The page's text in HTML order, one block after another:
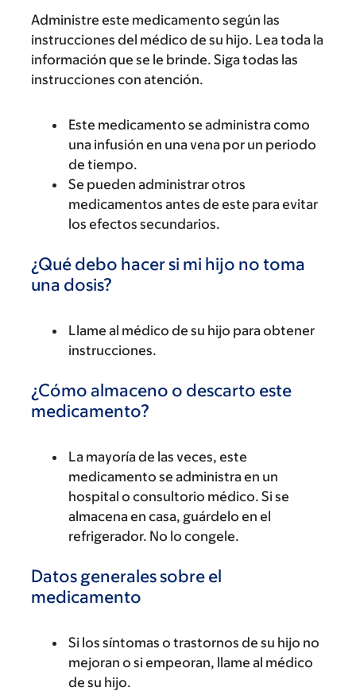
Administre este medicamento según las
instrucciones del médico de su hijo. Lea toda la
información que se le brinde. Siga todas las
instrucciones con atención.
Este medicamento se administra como
una infusión en una vena por un periodo
de tiempo.
Se pueden administrar otros
medicamentos antes de este para evitar
los efectos secundarios.
¿Qué debo hacer si mi hijo no toma
una dosis?
Llame al médico de su hijo para obtener
instrucciones.
¿Cómo almaceno o descarto este
medicamento?
La mayoría de las veces, este
medicamento se administra en un
hospital o consultorio médico. Si se
almacena en casa, guárdelo en el
refrigerador. No lo congele.
Datos generales sobre el
medicamento
Si los síntomas o trastornos de su hijo no
mejoran o si empeoran, llame al médico
de su hijo.